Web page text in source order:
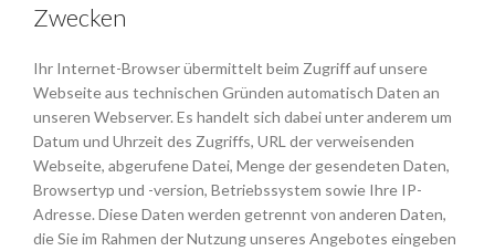
Zwecken
Ihr Internet-Browser übermittelt beim Zugriff auf unsere
Webseite aus technischen Gründen automatisch Daten an
unseren Webserver. Es handelt sich dabei unter anderem um
Datum und Uhrzeit des Zugriffs, URL der verweisenden
Webseite, abgerufene Datei, Menge der gesendeten Daten,
Browsertyp und -version, Betriebssystem sowie Ihre IP-
Adresse. Diese Daten werden getrennt von anderen Daten,
die Sie im Rahmen der Nutzung unseres Angebotes eingeben